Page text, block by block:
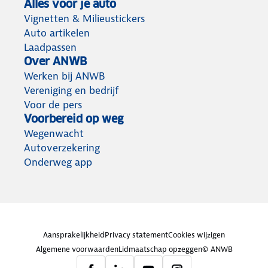
Alles voor je auto
Vignetten & Milieustickers
Auto artikelen
Laadpassen
Over ANWB
Werken bij ANWB
Vereniging en bedrijf
Voor de pers
Voorbereid op weg
Wegenwacht
Autoverzekering
Onderweg app
AansprakelijkheidPrivacy statementCookies wijzigen
Algemene voorwaardenLidmaatschap opzeggen© ANWB